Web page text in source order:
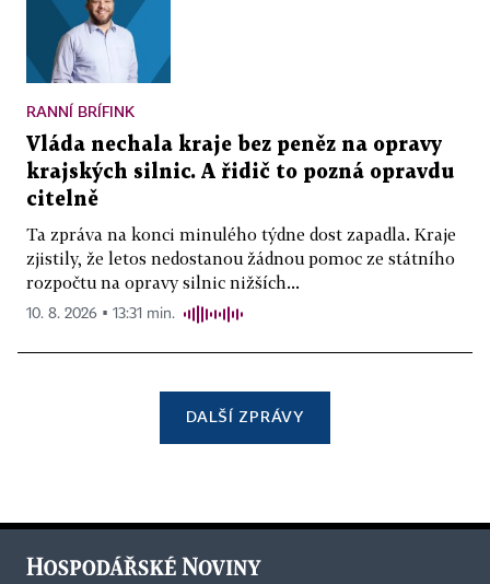
RANNÍ BRÍFINK
Vláda nechala kraje bez peněz na opravy
krajských silnic. A řidič to pozná opravdu
citelně
Ta zpráva na konci minulého týdne dost zapadla. Kraje
zjistily, že letos nedostanou žádnou pomoc ze státního
rozpočtu na opravy silnic nižších...
10. 8. 2026 ▪ 13:31 min.
DALŠÍ ZPRÁVY